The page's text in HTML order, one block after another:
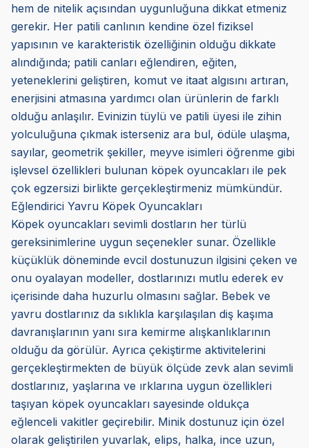
hem de nitelik açısından uygunluğuna dikkat etmeniz
gerekir. Her patili canlının kendine özel fiziksel
yapısının ve karakteristik özelliğinin olduğu dikkate
alındığında; patili canları eğlendiren, eğiten,
yeteneklerini geliştiren, komut ve itaat algısını artıran,
enerjisini atmasına yardımcı olan ürünlerin de farklı
olduğu anlaşılır. Evinizin tüylü ve patili üyesi ile zihin
yolculuğuna çıkmak isterseniz ara bul, ödüle ulaşma,
sayılar, geometrik şekiller, meyve isimleri öğrenme gibi
işlevsel özellikleri bulunan köpek oyuncakları ile pek
çok egzersizi birlikte gerçekleştirmeniz mümkündür.
Eğlendirici Yavru Köpek Oyuncakları
Köpek oyuncakları sevimli dostların her türlü
gereksinimlerine uygun seçenekler sunar. Özellikle
küçüklük döneminde evcil dostunuzun ilgisini çeken ve
onu oyalayan modeller, dostlarınızı mutlu ederek ev
içerisinde daha huzurlu olmasını sağlar. Bebek ve
yavru dostlarınız da sıklıkla karşılaşılan diş kaşıma
davranışlarının yanı sıra kemirme alışkanlıklarının
olduğu da görülür. Ayrıca çekiştirme aktivitelerini
gerçekleştirmekten de büyük ölçüde zevk alan sevimli
dostlarınız, yaşlarına ve ırklarına uygun özellikleri
taşıyan köpek oyuncakları sayesinde oldukça
eğlenceli vakitler geçirebilir. Minik dostunuz için özel
olarak geliştirilen yuvarlak, elips, halka, ince uzun,